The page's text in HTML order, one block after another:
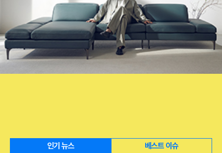
인기 뉴스 베스트 이슈